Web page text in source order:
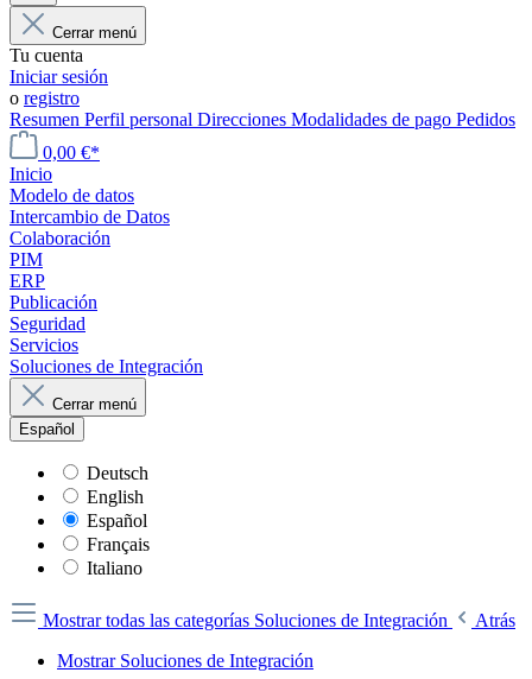
Cerrar menú
Tu cuenta
Iniciar sesión
o registro
Resumen Perfil personal Direcciones Modalidades de pago Pedidos
0,00 €*
Inicio
Modelo de datos
Intercambio de Datos
Colaboración
PIM
ERP
Publicación
Seguridad
Servicios
Soluciones de Integración
Cerrar menú
Español
Deutsch
English
Español
Français
Italiano
Mostrar todas las categorías Soluciones de Integración
Atrás
Mostrar Soluciones de Integración